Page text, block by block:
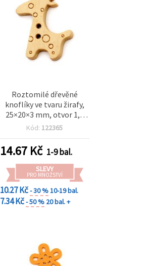
Roztomilé dřevěné
knoflíky ve tvaru žirafy,
25×20×3 mm, otvor 1,5
mm – sada 10 ks pro DIY,
Kód: 122365
14.67Kč 1-9 bal.
SLEVY
PRO MNOŽSTVÍ
10.27 Kč- 30 %10-19 bal.
7.34 Kč- 50 % 20 bal. +